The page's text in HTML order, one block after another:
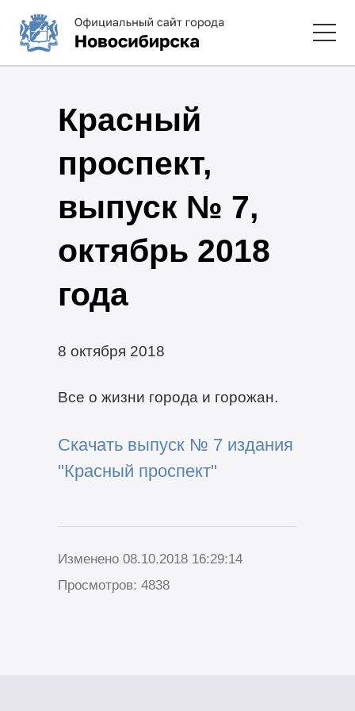
Красный
проспект,
выпуск № 7,
октябрь 2018
года
8 октября 2018
Все о жизни города и горожан.
Скачать выпуск № 7 издания
"Красный проспект"
Изменено 08.10.2018 16:29:14
Просмотров: 4838